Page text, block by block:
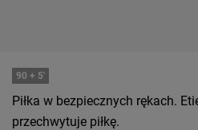
90 + 5'
Piłka w bezpiecznych rękach.
przechwytuje piłkę.